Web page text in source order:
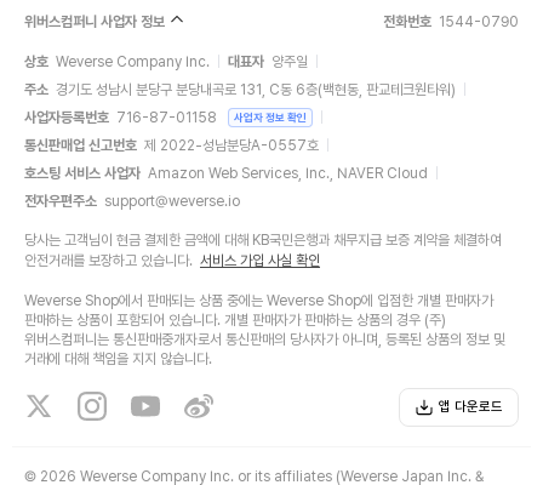
위버스컴퍼니 사업자 정보 전화번호 1544-0790
상호 Weverse Company Inc. 대표자 양주일
주소 경기도 성남시 분당구 분당내곡로 131, C동 6층(백현동, 판교테크원타워)
사업자등록번호 716-87-01158 사업자 정보 확인
통신판매업 신고번호 제 2022-성남분당A-0557호
호스팅 서비스 사업자 Amazon Web Services, Inc., NAVER Cloud
전자우편주소 support@weverse.io
당사는 고객님이 현금 결제한 금액에 대해 KB국민은행과 채무지급 보증 계약을 체결하여
안전거래를 보장하고 있습니다. 서비스 가입 사실 확인
Weverse Shop에서 판매되는 상품 중에는 Weverse Shop에 입점한 개별 판매자가
판매하는 상품이 포함되어 있습니다. 개별 판매자가 판매하는 상품의 경우 (주)
위버스컴퍼니는 통신판매중개자로서 통신판매의 당사자가 아니며, 등록된 상품의 정보 및
거래에 대해 책임을 지지 않습니다.
앱 다운로드
© 2026 Weverse Company Inc. or its affiliates (Weverse Japan Inc. &